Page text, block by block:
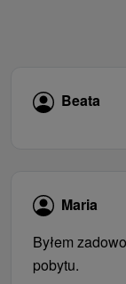
Beata
Maria
Byłem
pobytu.